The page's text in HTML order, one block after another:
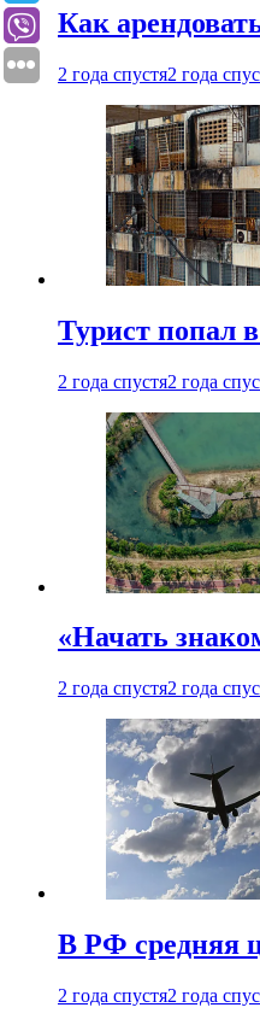
Как
2 года спустя2 года
Турист попал
2 года спустя2 года
«Начать
2 года спустя2 года
В РФ средняя
2 года спустя2 года